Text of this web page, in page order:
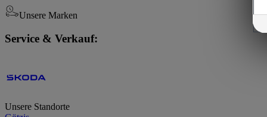
Unsere Marken
Service & Verkauf:
Unsere Standorte